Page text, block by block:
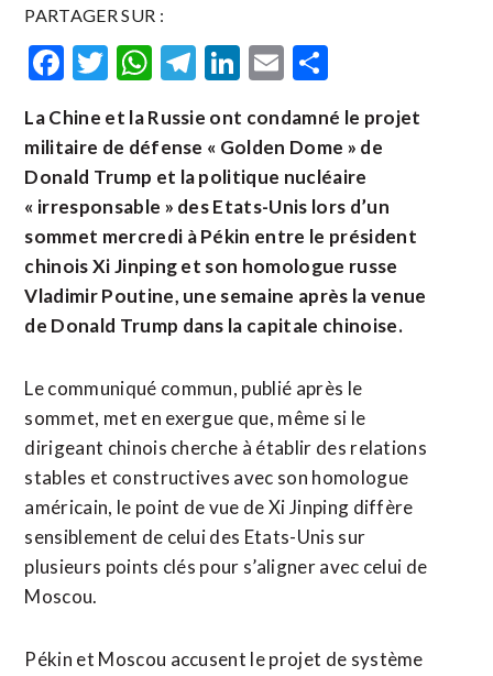
PARTAGER SUR :
Facebook
Twitter
WhatsApp
Telegram
LinkedIn
Email
La Chine et la Russie ont condamné le projet
militaire de défense « Golden Dome » de
Donald Trump et la politique nucléaire
« irresponsable » des Etats-Unis lors d’un
sommet mercredi à Pékin entre le président
chinois Xi Jinping et son homologue russe
Vladimir Poutine, une semaine après la venue
de Donald Trump dans la capitale chinoise.
Le communiqué commun, publié après le
sommet, met en exergue que, même si le
dirigeant chinois cherche à établir des relations
stables et constructives avec son homologue
américain, le point de vue de Xi Jinping diffère
sensiblement de celui des Etats-Unis sur
plusieurs points clés pour s’aligner avec celui de
Moscou.
Pékin et Moscou accusent ​le projet de système